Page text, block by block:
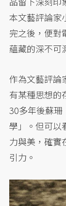
本文藝評論家
完之後，便對
蘊藏的深不可
作為文藝評論
有某種思想的
30多年後蘇
學」。但可以
力與美，確實
引力。